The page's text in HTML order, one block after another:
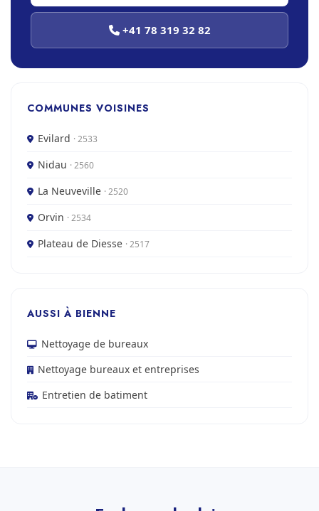
+41 78 319 32 82
COMMUNES VOISINES
Evilard · 2533
Nidau · 2560
La Neuveville · 2520
Orvin · 2534
Plateau de Diesse · 2517
AUSSI À BIENNE
Nettoyage de bureaux
Nettoyage bureaux et entreprises
Entretien de batiment